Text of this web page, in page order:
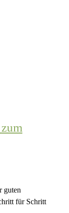
guten
für Schritt